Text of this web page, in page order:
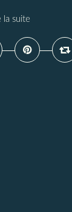
la suite